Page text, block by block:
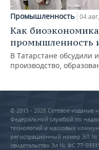
Промышленность 04
Как
промышленность
В Татарстане обсудили
производство,
© 2015 - 2026 Сетевое издание
Федеральной службой по
технологий и массовых
регистрационный номер ЭЛ №
свидетельство Эл № ФС 77-